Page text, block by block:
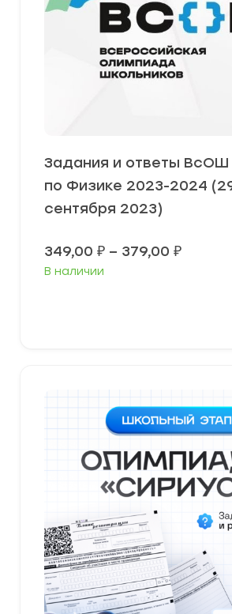
Задания и ответы ВсОШ
по Физике 2023-2024
сентября 2023)
349,00 ₽ – 379,00 ₽
В наличии